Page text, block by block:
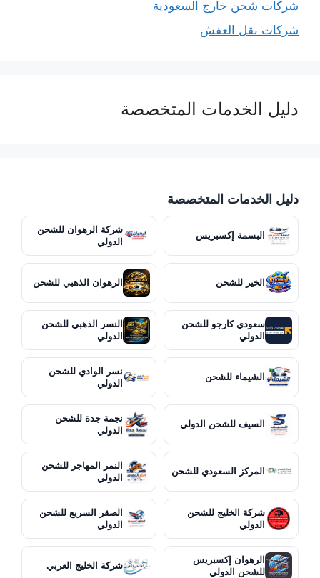
شركات شحن خارج السعودية
شركات نقل العفش
دليل الخدمات المتخصصة
دليل الخدمات المتخصصة
البسمة إكسبريس
شركة الرهوان للشحن
الدولي
الخير للشحن الرهوان الذهبي للشحن
سعودي كارجو للشحن
الدولي
النسر الذهبي للشحن
الدولي
الشيماء للشحن
نسر الوادي للشحن
الدولي
السيف للشحن الدولي
نجمة جدة للشحن
الدولي
المركز السعودي للشحن
النمر المهاجر للشحن
الدولي
شركة الخليج للشحن
الدولي
الصقر السريع للشحن
الدولي
الرهوان إكسبريس
للشحن الدولي
شركة الخليج العربي